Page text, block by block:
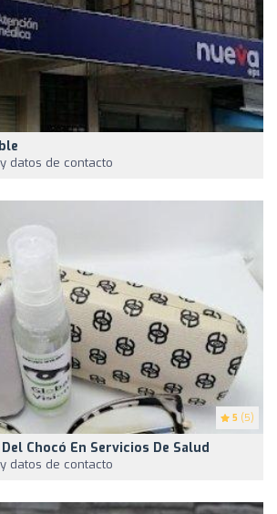
datos de contacto
5 (5)
Chocó En Servicios De Salud
datos de contacto